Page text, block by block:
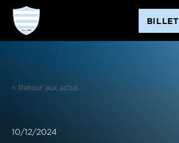
Aller
contenu
< Retour aux actus
10/12/2024